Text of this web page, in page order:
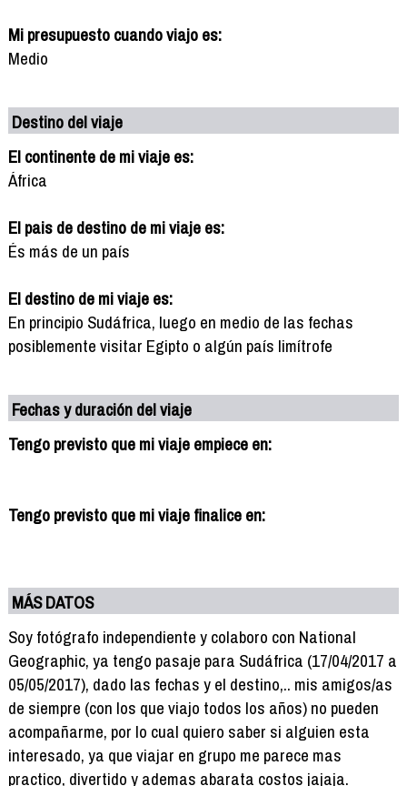
Mi presupuesto cuando viajo es:
Medio
Destino del viaje
El continente de mi viaje es:
África
El pais de destino de mi viaje es:
És más de un país
El destino de mi viaje es:
En principio Sudáfrica, luego en medio de las fechas
posiblemente visitar Egipto o algún país limítrofe
Fechas y duración del viaje
Tengo previsto que mi viaje empiece en:
Tengo previsto que mi viaje finalice en:
MÁS DATOS
Soy fotógrafo independiente y colaboro con National
Geographic, ya tengo pasaje para Sudáfrica (17/04/2017 a
05/05/2017), dado las fechas y el destino,.. mis amigos/as
de siempre (con los que viajo todos los años) no pueden
acompañarme, por lo cual quiero saber si alguien esta
interesado, ya que viajar en grupo me parece mas
practico, divertido y ademas abarata costos jajaja.